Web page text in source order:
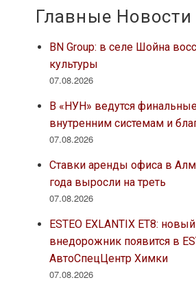
Главные Новости
BN Group: в селе Шойна
культуры
07.08.2026
В «НУН» ведутся
внутренним системам и
07.08.2026
Ставки аренды офиса в
года выросли на треть
07.08.2026
ESTEO EXLANTIX ET8:
внедорожник появится в
АвтоСпецЦентр Химки
07.08.2026